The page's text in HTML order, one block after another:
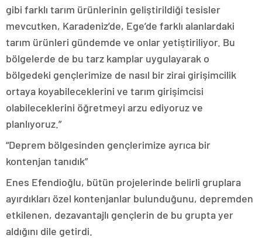
gibi farklı tarım ürünlerinin geliştirildiği tesisler
mevcutken, Karadeniz’de, Ege’de farklı alanlardaki
tarım ürünleri gündemde ve onlar yetiştiriliyor. Bu
bölgelerde de bu tarz kamplar uygulayarak o
bölgedeki gençlerimize de nasıl bir zirai girişimcilik
ortaya koyabileceklerini ve tarım girişimcisi
olabileceklerini öğretmeyi arzu ediyoruz ve
planlıyoruz.”
“Deprem bölgesinden gençlerimize ayrıca bir
kontenjan tanıdık”
Enes Efendioğlu, bütün projelerinde belirli gruplara
ayırdıkları özel kontenjanlar bulunduğunu, depremden
etkilenen, dezavantajlı gençlerin de bu grupta yer
aldığını dile getirdi.